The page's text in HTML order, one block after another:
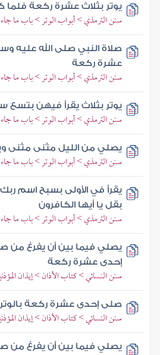
يوتر بثلاث عشرة ركعة
سنن الترمذي > أبواب الوتر > باب ما
صلاة النبي صلى الله عليه
عشرة ركعة
سنن الترمذي > أبواب الوتر > باب ما
يوتر بثلاث يقرأ فيهن بتسع
سنن الترمذي > أبواب الوتر > باب ما
يصلي من الليل مثنى مثنى
سنن الترمذي > أبواب الوتر > باب ما جاء
يقرأ في الأولى بسبح اسم ربك
بقل يا أيها الكافرون
سنن الترمذي > أبواب الوتر > باب ما جاء
يصلي فيما بين أن يفرغ من
إحدى عشرة ركعة
سنن النسائي > كتاب الأذان > إيذان
صلى إحدى عشرة ركعة
سنن النسائي > كتاب الأذان > إيذان
يصلي فيما بين أن يفرغ من